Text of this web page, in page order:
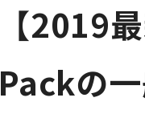
【2019
Packの